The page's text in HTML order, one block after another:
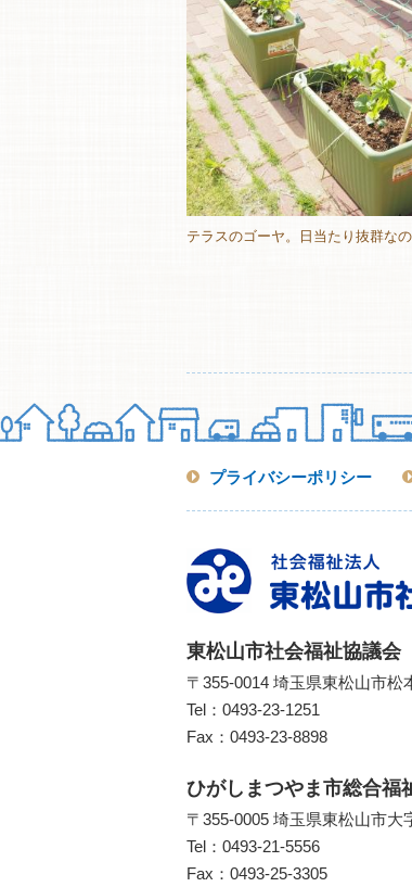
テラスのゴーヤ。日当たり抜群な
プライバシーポリシー
東松山市社会福祉協議会
〒355-0014 埼玉県東松山市松
Tel： 0493-23-1251
Fax：0493-23-8898
ひがしまつやま市総合福
〒355-0005 埼玉県東松山市大
Tel： 0493-21-5556
Fax：0493-25-3305